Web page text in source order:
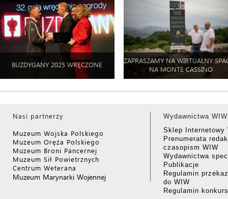
BUZDYGANY 2025 WRĘCZONE
ZAPRASZAMY NA WIRTUALNY
NA MONTE CASSINO
Nasi partnerzy
Muzeum Wojska Polskiego
Muzeum Oręża Polskiego
Muzeum Broni Pancernej
Muzeum Sił Powietrznych
Centrum Weterana
Muzeum Marynarki Wojennej
Wydawnictwa WIW
Sklep Internetowy
Prenumerata
czasopism WIW
Wydawnictwa
Publikacje
Regulamin
do WIW
Regulamin